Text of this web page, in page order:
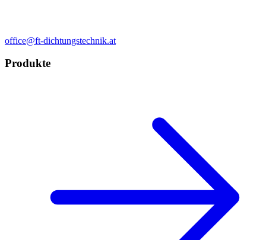
office@ft-dichtungstechnik.at
Produkte